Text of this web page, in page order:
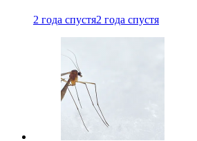
2 года спустя2 года спустя